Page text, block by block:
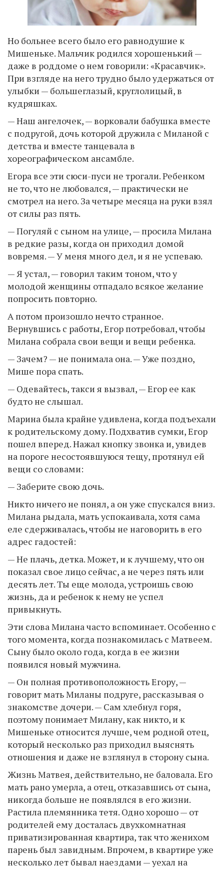
Но больнее всего было его равнодушие к
Мишеньке. Мальчик родился хорошенький —
даже в роддоме о нем говорили: «Красавчик».
При взгляде на него трудно было удержаться от
улыбки — большеглазый, круглолицый, в
кудряшках.
— Наш ангелочек, — ворковали бабушка вместе
с подругой, дочь которой дружила с Миланой с
детства и вместе танцевала в
хореографическом ансамбле.
Егора все эти сюси-пуси не трогали. Ребенком
не то, что не любовался, — практически не
смотрел на него. За четыре месяца на руки взял
от силы раз пять.
— Погуляй с сыном на улице, — просила Милана
в редкие разы, когда он приходил домой
вовремя. — У меня много дел, и я не успеваю.
— Я устал, — говорил таким тоном, что у
молодой женщины отпадало всякое желание
попросить повторно.
А потом произошло нечто странное.
Вернувшись с работы, Егор потребовал, чтобы
Милана собрала свои вещи и вещи ребенка.
— Зачем? — не понимала она. — Уже поздно,
Мише пора спать.
— Одевайтесь, такси я вызвал, — Егор ее как
будто не слышал.
Марина была крайне удивлена, когда подъехали
к родительскому дому. Подхватив сумки, Егор
пошел вперед. Нажал кнопку звонка и, увидев
на пороге несостоявшуюся тещу, протянул ей
вещи со словами:
— Заберите свою дочь.
Никто ничего не понял, а он уже спускался вниз.
Милана рыдала, мать успокаивала, хотя сама
еле сдерживалась, чтобы не наговорить в его
адрес гадостей:
— Не плачь, детка. Может, и к лучшему, что он
показал свое лицо сейчас, а не через пять или
десять лет. Ты еще молода, устроишь свою
жизнь, да и ребенок к нему не успел
привыкнуть.
Эти слова Милана часто вспоминает. Особенно с
того момента, когда познакомилась с Матвеем.
Сыну было около года, когда в ее жизни
появился новый мужчина.
— Он полная противоположность Егору, —
говорит мать Миланы подруге, рассказывая о
знакомстве дочери. — Сам хлебнул горя,
поэтому понимает Милану, как никто, и к
Мишеньке относится лучше, чем родной отец,
который несколько раз приходил выяснять
отношения и даже не взглянул в сторону сына.
Жизнь Матвея, действительно, не баловала. Его
мать рано умерла, а отец, отказавшись от сына,
никогда больше не появлялся в его жизни.
Растила племянника тетя. Одно хорошо — от
родителей ему досталась двухкомнатная
приватизированная квартира, так что женихом
парень был завидным. Впрочем, в квартире уже
несколько лет бывал наездами — уехал на